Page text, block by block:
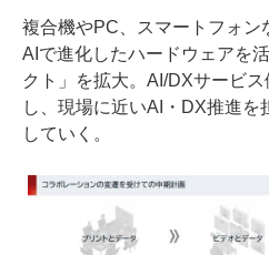
複合機やPC、スマートフォン
AIで進化したハードウェアを
クト」を拡大。AI/DXサービ
し、現場に近いAI・DX推進
していく。